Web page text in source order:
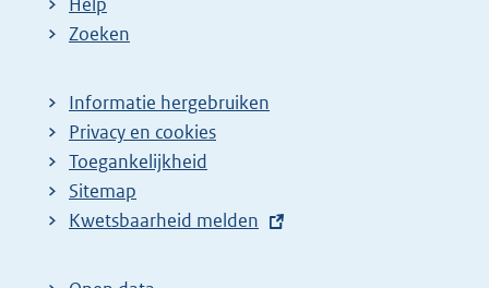
Zoeken
Informatie hergebruiken
Privacy en cookies
Toegankelijkheid
Sitemap
E
t
Kwetsbaarheid melden